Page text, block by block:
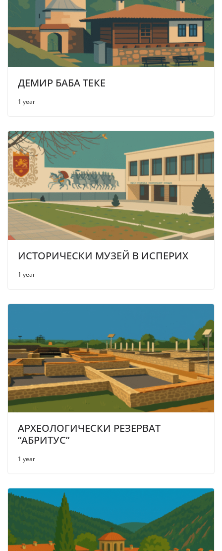
ДЕМИР БАБА ТЕКЕ
1 year
ИСТОРИЧЕСКИ МУЗЕЙ В ИСПЕРИХ
1 year
АРХЕОЛОГИЧЕСКИ РЕЗЕРВАТ
“АБРИТУС”
1 year